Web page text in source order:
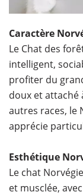
Caractère
Le Chat des
intelligent,
profiter du
doux et attaché
autres races, le
apprécie
Esthétique
Le chat
et musclée,